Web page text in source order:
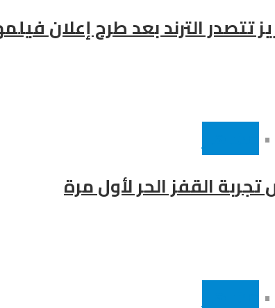
تتصدر الترند بعد طرح إعلان
•
القفز الحر لأول مرة
•